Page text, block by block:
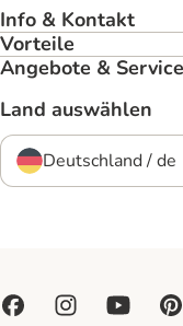
Info & Kontakt
Vorteile
Angebote &
Land auswählen
Deutschland / de